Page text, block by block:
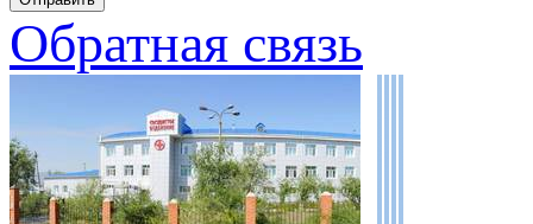
Обратная связь